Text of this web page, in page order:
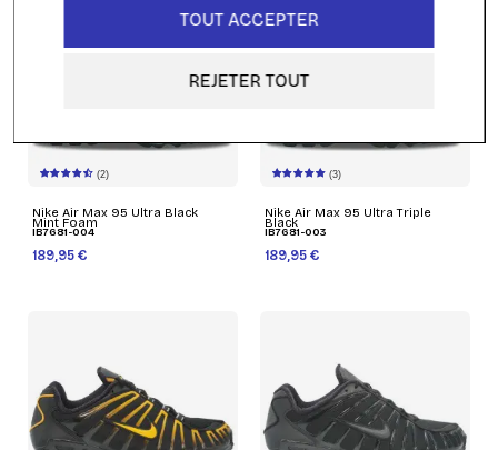
(2)
Nike Air Max 95 Ultra Black
Mint Foam
IB7681-004
189,95 €
(3)
Nike Air Max 95 Ultra Triple
Black
IB7681-003
189,95 €
REJETER TOUT
TOUT ACCEPTER